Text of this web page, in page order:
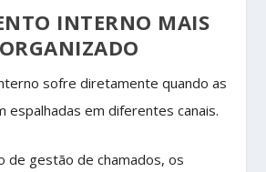
INTERNO MAIS
sofre diretamente quando as
espalhadas em diferentes canais.
de gestão de chamados, os